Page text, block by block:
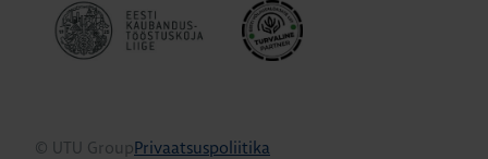
© UTU GroupPrivaatsuspoliitika